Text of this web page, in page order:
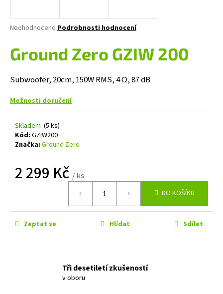
Průměrné
produktu
je
z
5
Neohodnoceno Podrobnosti hodnocení
Ground Zero GZIW 200
Subwoofer, 20cm, 150W RMS, 4 Ω, 87 dB
Možnosti doručení
Skladem (5 ks)
Kód: GZIW200
Značka: Ground Zero
2 299 Kč / ks
DO KOŠÍKU
Zeptat se Hlídat Sdílet
Tři desetiletí zkušeností
v oboru
j
t
?
D
o
p
u